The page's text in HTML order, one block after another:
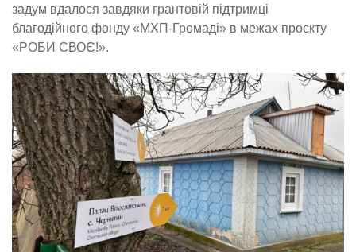
задум вдалося завдяки грантовій підтримці
благодійного фонду «МХП-Громаді» в межах проєкту
«РОБИ СВОЄ!».